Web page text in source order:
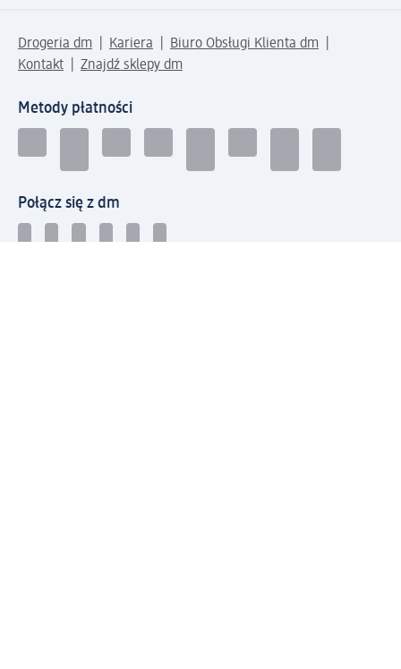
Drogeria dm Kariera
Biuro Obsługi Klienta dm
Kontakt
Znajdź sklepy dm
Metody płatności
Połącz się z dm